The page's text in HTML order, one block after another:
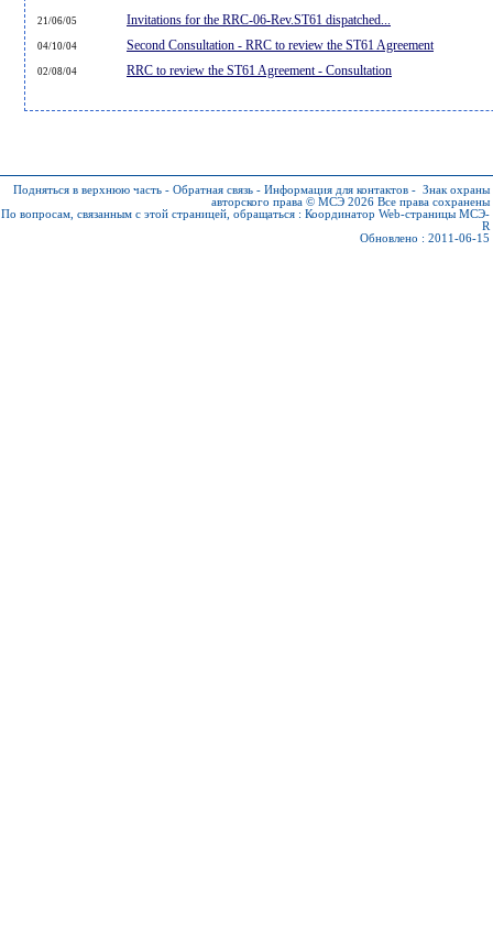
21/06/05 Invitations for the RRC-06-Rev.ST61 dispatched...
04/10/04 Second Consultation - RRC to review the ST61 Agreement
02/08/04 RRC to review the ST61 Agreement - Consultation
Подняться в верхнюю часть - Обратная связь - Информация для контактов - Знак охраны
авторского права © МСЭ 2026 Все права сохранены
По вопросам, связанным с этой страницей, обращаться : Координатор Web-страницы МСЭ-
R
Обновлено : 2011-06-15